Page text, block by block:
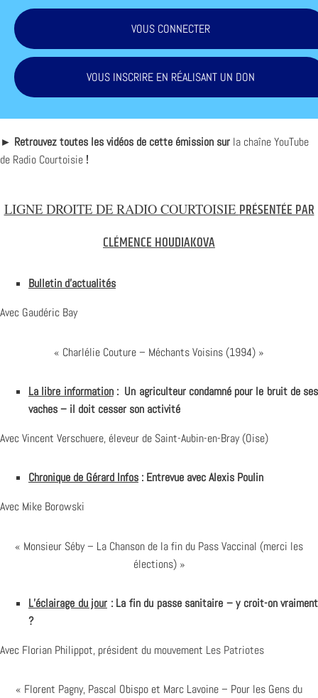
VOUS CONNECTER
VOUS INSCRIRE EN RÉALISANT UN DON
► Retrouvez toutes les vidéos de cette émission sur la chaîne YouTube
de Radio Courtoisie !
LIGNE DROITE DE RADIO COURTOISIEPRÉSENTÉE PAR
CLÉMENCE HOUDIAKOVA
Bulletin d’actualités
Avec Gaudéric Bay
« Charlélie Couture – Méchants Voisins (1994) »
La libre information: Un agriculteur condamné pour le bruit de ses
vaches – il doit cesser son activité
Avec Vincent Verschuere, éleveur de Saint-Aubin-en-Bray (Oise)
Chronique de Gérard Infos : Entrevue avec Alexis Poulin
Avec Mike Borowski
« Monsieur Séby – La Chanson de la fin du Pass Vaccinal (merci les
élections) »
L’éclairage du jour : La fin du passe sanitaire – y croit-on vraiment
?
Avec Florian Philippot, président du mouvement Les Patriotes
« Florent Pagny, Pascal Obispo et Marc Lavoine – Pour les Gens du